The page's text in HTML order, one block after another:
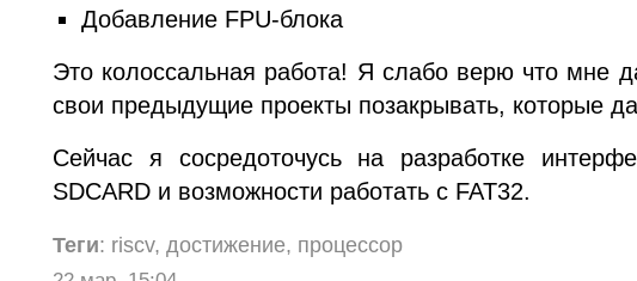
Добавление FPU-блока
Это колоссальная работа! Я слабо верю что мне
свои предыдущие проекты позакрывать, которые
Сейчас я сосредоточусь на разработке
SDCARD и возможности работать с FAT32.
Теги: riscv, достижение, процессор